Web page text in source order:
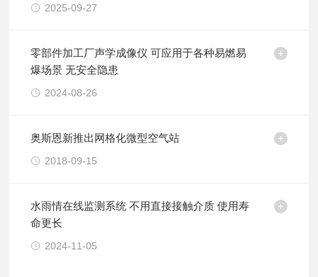
2025-09-27
零部件加工厂声学成像仪 可应用于各种易燃易
爆场景 无安全隐患
2024-08-26
奥斯恩新推出网格化微型空气站
2018-09-15
水雨情在线监测系统 不用直接接触介质 使用寿
命更长
2024-11-05